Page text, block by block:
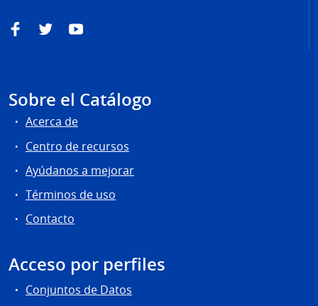
FacebookTwitterYouTube
Sobre el Catálogo
Acerca de
Centro de recursos
Ayúdanos a mejorar
Términos de uso
Contacto
Acceso por perfiles
Conjuntos de Datos